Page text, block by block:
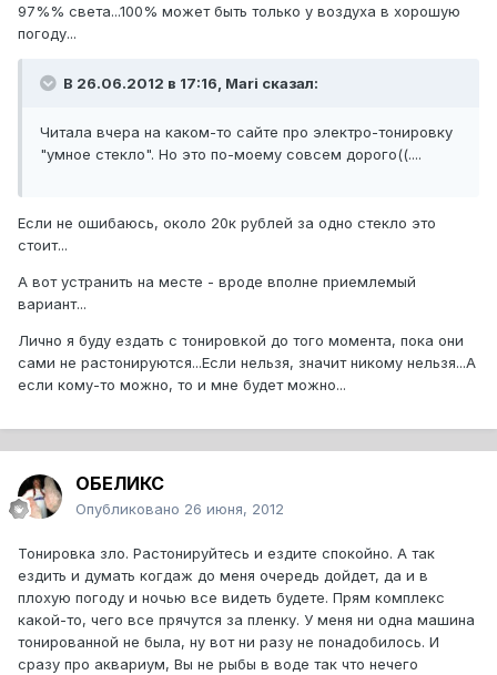
97%% света...100% может быть только у воздуха в хорошую
погоду...
В 26.06.2012 в 17:16, Mari сказал:
Читала вчера на каком-то сайте про электро-тонировку
"умное стекло". Но это по-моему совсем дорого((....
Если не ошибаюсь, около 20к рублей за одно стекло это
стоит...
А вот устранить на месте - вроде вполне приемлемый
вариант...
Лично я буду ездать с тонировкой до того момента, пока они
сами не растонируются...Если нельзя, значит никому нельзя...А
если кому-то можно, то и мне будет можно...
ОБЕЛИКС
Опубликовано 26 июня, 2012
Тонировка зло. Растонируйтесь и ездите спокойно. А так
ездить и думать когдаж до меня очередь дойдет, да и в
плохую погоду и ночью все видеть будете. Прям комплекс
какой-то, чего все прячутся за пленку. У меня ни одна машина
тонированной не была, ну вот ни разу не понадобилось. И
сразу про аквариум, Вы не рыбы в воде так что нечего